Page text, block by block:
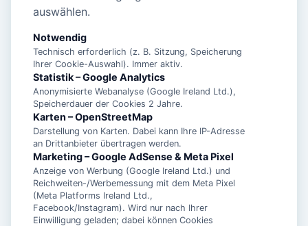
Nordstern (5/1) für 4 Pers. – Norden
auswählen.
Notwendig
Technisch erforderlich (z. B. Sitzung, Speicherung
Ihrer Cookie-Auswahl). Immer aktiv.
Statistik – Google Analytics
Anonymisierte Webanalyse (Google Ireland Ltd.),
Speicherdauer der Cookies 2 Jahre.
Karten – OpenStreetMap
Darstellung von Karten. Dabei kann Ihre IP-Adresse
an Drittanbieter übertragen werden.
Marketing – Google AdSense & Meta Pixel
Anzeige von Werbung (Google Ireland Ltd.) und
Reichweiten-/Werbemessung mit dem Meta Pixel
(Meta Platforms Ireland Ltd.,
Facebook/Instagram). Wird nur nach Ihrer
Einwilligung geladen; dabei können Cookies